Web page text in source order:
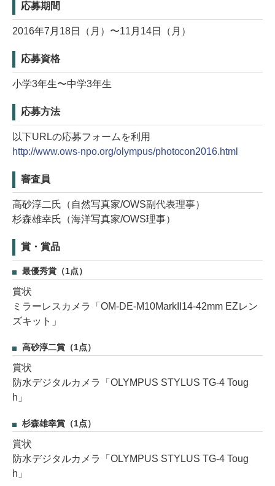
応募期間
2016年7月18日（月）〜11月14日（月）
応募資格
小学3年生〜中学3年生
応募方法
以下URLの応募フォームを利用
http://www.ows-npo.org/olympus/photocon2016.html
審査員
高砂淳二氏（自然写真家/OWS副代表理事）
杉森雄幸氏（海洋写真家/OWS理事）
賞・賞品
最優秀賞（1点）
賞状
ミラーレスカメラ「OM-DE-M10MarkII14-42mm EZレン
ズキット」
高砂淳二賞（1点）
賞状
防水デジタルカメラ「OLYMPUS STYLUS TG-4 Toug
h」
杉森雄幸賞（1点）
賞状
防水デジタルカメラ「OLYMPUS STYLUS TG-4 Toug
h」